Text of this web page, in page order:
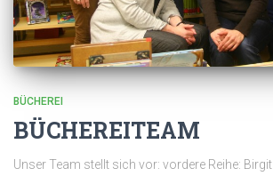
BÜCHEREI
BÜCHEREITEAM
Unser Team stellt sich vor: vordere Reihe: